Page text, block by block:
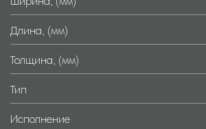
Длина, (мм)
Толщина, (мм)
Тип
Исполнение